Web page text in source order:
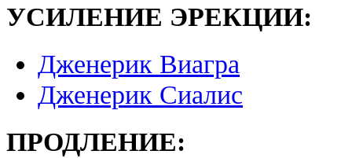
УСИЛЕНИЕ ЭРЕКЦИИ:
Дженерик Виагра
Дженерик Сиалис
ПРОДЛЕНИЕ: